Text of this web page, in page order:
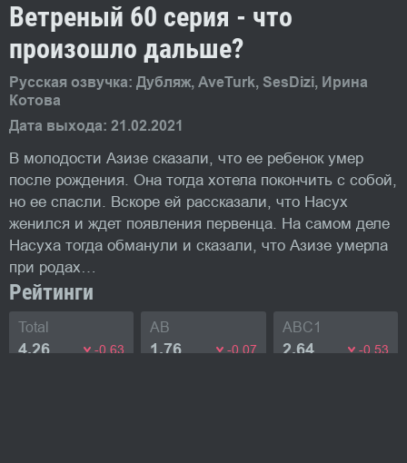
Ветреный 60 серия - что
произошло дальше?
Русская озвучка: Дубляж, AveTurk, SesDizi, Ирина
Котова
Дата выхода: 21.02.2021
В молодости Азизе сказали, что ее ребенок умер
после рождения. Она тогда хотела покончить с собой,
но ее спасли. Вскоре ей рассказали, что Насух
женился и ждет появления первенца. На самом деле
Насуха тогда обманули и сказали, что Азизе умерла
при родах…
Рейтинги
Total
4.26 -0.63
AB
1.76 -0.07
ABC1
2.64 -0.53